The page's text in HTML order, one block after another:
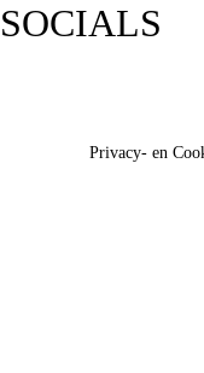
SOCIALS
Privacy- en